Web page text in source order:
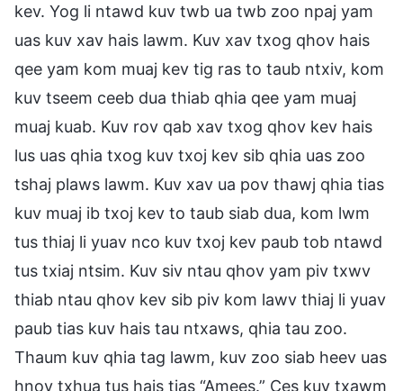
kev. Yog li ntawd kuv twb ua twb zoo npaj yam
uas kuv xav hais lawm. Kuv xav txog qhov hais
qee yam kom muaj kev tig ras to taub ntxiv, kom
kuv tseem ceeb dua thiab qhia qee yam muaj
muaj kuab. Kuv rov qab xav txog qhov kev hais
lus uas qhia txog kuv txoj kev sib qhia uas zoo
tshaj plaws lawm. Kuv xav ua pov thawj qhia tias
kuv muaj ib txoj kev to taub siab dua, kom lwm
tus thiaj li yuav nco kuv txoj kev paub tob ntawd
tus txiaj ntsim. Kuv siv ntau qhov yam piv txwv
thiab ntau qhov kev sib piv kom lawv thiaj li yuav
paub tias kuv hais tau ntxaws, qhia tau zoo.
Thaum kuv qhia tag lawm, kuv zoo siab heev uas
hnov txhua tus hais tias “Amees.” Ces kuv txawm